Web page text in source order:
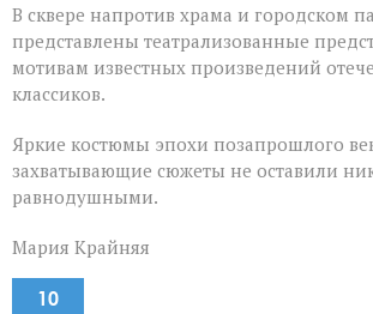
В сквере напротив храма и городском
представлены театрализованные
мотивам известных произведений
классиков.
Яркие костюмы эпохи позапрошлого
захватывающие сюжеты не оставили
равнодушными.
Мария Крайняя
10